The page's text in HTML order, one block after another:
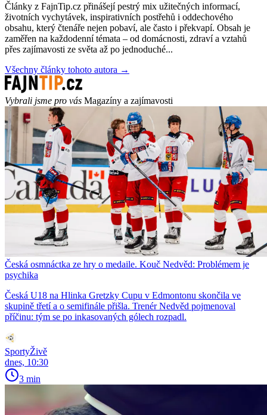
Články z FajnTip.cz přinášejí pestrý mix užitečných informací,
životních vychytávek, inspirativních postřehů i oddechového
obsahu, který čtenáře nejen pobaví, ale často i překvapí. Obsah je
zaměřen na každodenní témata – od domácnosti, zdraví a vztahů
přes zajímavosti ze světa až po jednoduché...
Všechny články tohoto autora →
Vybrali jsme pro vás Magazíny a zajímavosti
Česká osmnáctka ze hry o medaile. Kouč Nedvěd: Problémem je
psychika
Česká U18 na Hlinka Gretzky Cupu v Edmontonu skončila ve
skupině třetí a o semifinále přišla. Trenér Nedvěd pojmenoval
příčinu: tým se po inkasovaných gólech rozpadl.
SportyŽivě
dnes, 10:30
3 min